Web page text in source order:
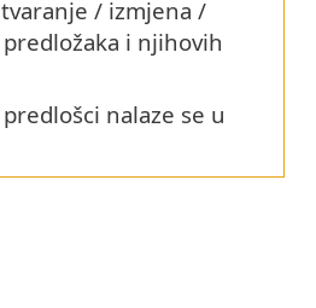
/ izmjena /
i njihovih
nalaze se u